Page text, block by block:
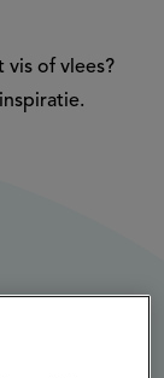
vis of vlees?